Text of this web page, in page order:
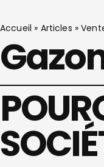
Accueil » Articles »